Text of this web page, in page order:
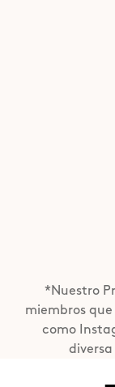
*Nuestro
miembros
como